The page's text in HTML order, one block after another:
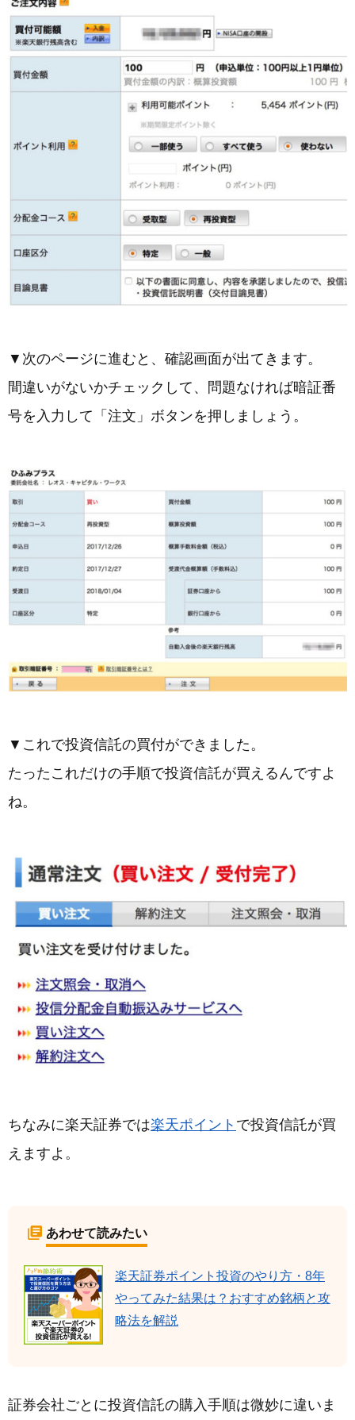
▼次のページに進むと、確認画面が出てきます。
間違いがないかチェックして、問題なければ暗証番
号を入力して「注文」ボタンを押しましょう。
▼これで投資信託の買付ができました。
たったこれだけの手順で投資信託が買えるんですよ
ね。
ちなみに楽天証券では楽天ポイント で投資信託が買
えますよ。
あわせて読みたい
楽天証券ポイント投資のやり方・8年
やってみた結果は？おすすめ銘柄と攻
略法を解説
証券会社ごとに投資信託の購入手順は微妙に違いま